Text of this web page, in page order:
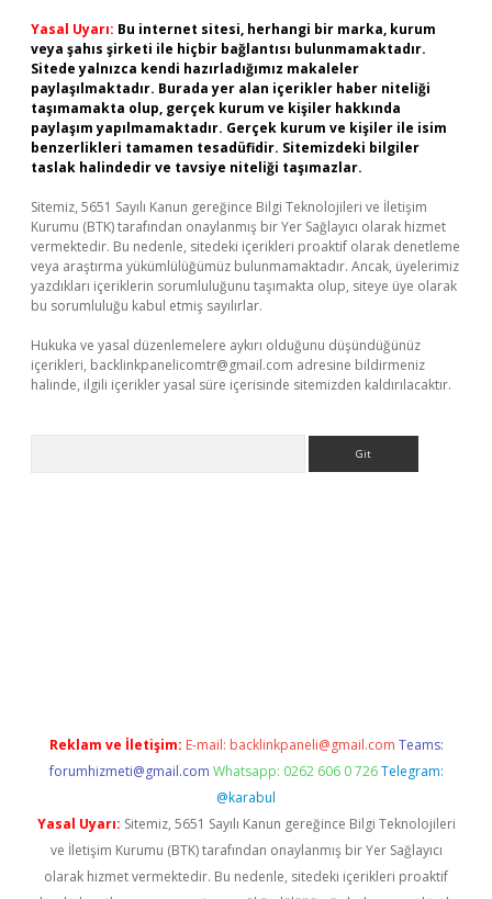
Yasal Uyarı: Bu internet sitesi, herhangi bir marka, kurum
veya şahıs şirketi ile hiçbir bağlantısı bulunmamaktadır.
Sitede yalnızca kendi hazırladığımız makaleler
paylaşılmaktadır. Burada yer alan içerikler haber niteliği
taşımamakta olup, gerçek kurum ve kişiler hakkında
paylaşım yapılmamaktadır. Gerçek kurum ve kişiler ile isim
benzerlikleri tamamen tesadüfidir. Sitemizdeki bilgiler
taslak halindedir ve tavsiye niteliği taşımazlar.
Sitemiz, 5651 Sayılı Kanun gereğince Bilgi Teknolojileri ve İletişim
Kurumu (BTK) tarafından onaylanmış bir Yer Sağlayıcı olarak hizmet
vermektedir. Bu nedenle, sitedeki içerikleri proaktif olarak denetleme
veya araştırma yükümlülüğümüz bulunmamaktadır. Ancak, üyelerimiz
yazdıkları içeriklerin sorumluluğunu taşımakta olup, siteye üye olarak
bu sorumluluğu kabul etmiş sayılırlar.
Hukuka ve yasal düzenlemelere aykırı olduğunu düşündüğünüz
içerikleri, backlinkpanelicomtr@gmail.com adresine bildirmeniz
halinde, ilgili içerikler yasal süre içerisinde sitemizden kaldırılacaktır.
Reklam ve İletişim: E-mail: backlinkpaneli@gmail.com Teams:
forumhizmeti@gmail.com Whatsapp: 0262 606 0 726 Telegram:
@karabul
Yasal Uyarı: Sitemiz, 5651 Sayılı Kanun gereğince Bilgi Teknolojileri
ve İletişim Kurumu (BTK) tarafından onaylanmış bir Yer Sağlayıcı
olarak hizmet vermektedir. Bu nedenle, sitedeki içerikleri proaktif